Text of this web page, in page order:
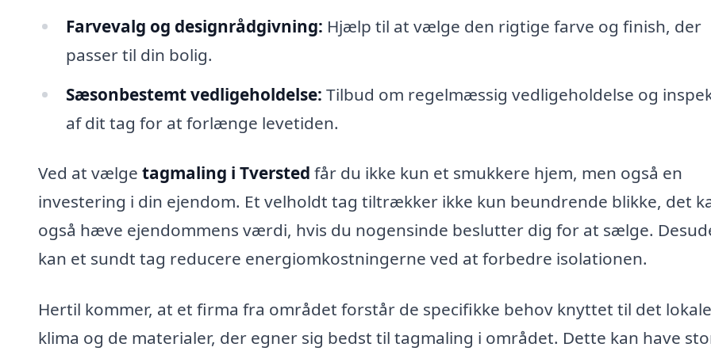
Farvevalg og designrådgivning: Hjælp til at vælge den rigtige farve og finish, der
passer til din bolig.
Sæsonbestemt vedligeholdelse: Tilbud om regelmæssig vedligeholdelse og
af dit tag for at forlænge levetiden.
Ved at vælge tagmaling i Tversted får du ikke kun et smukkere hjem, men også en
investering i din ejendom. Et velholdt tag tiltrækker ikke kun beundrende blikke, det
også hæve ejendommens værdi, hvis du nogensinde beslutter dig for at sælge.
kan et sundt tag reducere energiomkostningerne ved at forbedre isolationen.
Hertil kommer, at et firma fra området forstår de specifikke behov knyttet til det lokale
klima og de materialer, der egner sig bedst til tagmaling i området. Dette kan have